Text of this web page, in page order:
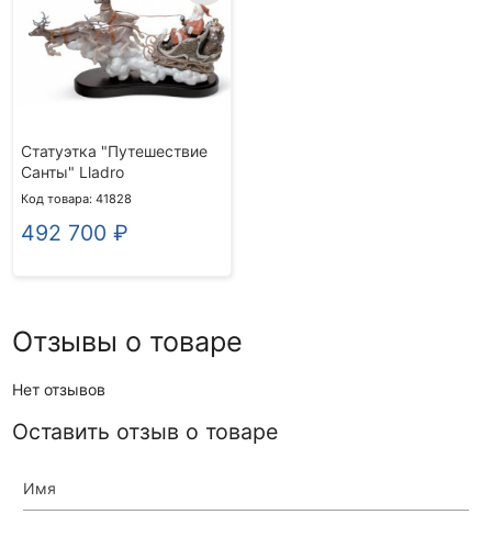
Статуэтка "Путешествие
Санты" Lladro
Код товара: 41828
492 700 ₽
Отзывы о товаре
Нет отзывов
Оставить отзыв о товаре
Имя